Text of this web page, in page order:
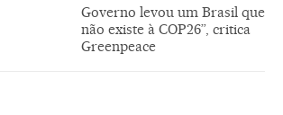
Governo levou um Brasil que
não existe à COP26”, critica
Greenpeace